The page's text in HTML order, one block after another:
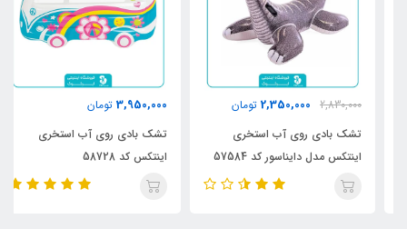
2,830,000
2,350,000 تومان
تشک بادی روی آب استخری
اینتکس مدل دایناسور کد 57584
3,950,000 تومان
تشک بادی روی آب استخری
اینتکس کد 58728